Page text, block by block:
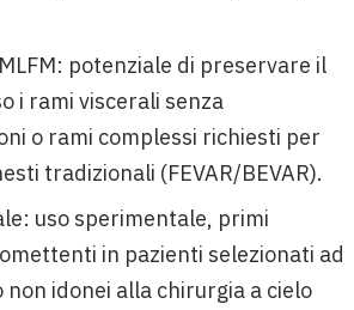
potenziale di preservare il
i rami viscerali senza
o rami complessi richiesti per
tradizionali (FEVAR/BEVAR).
uso sperimentale, primi
in pazienti selezionati ad
non idonei alla chirurgia a cielo